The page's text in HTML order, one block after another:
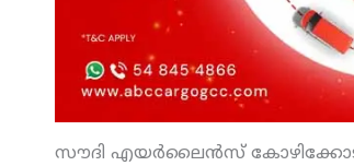
സൗദി എയര്‍ലൈന്‍സ് കോഴിക്കോട്